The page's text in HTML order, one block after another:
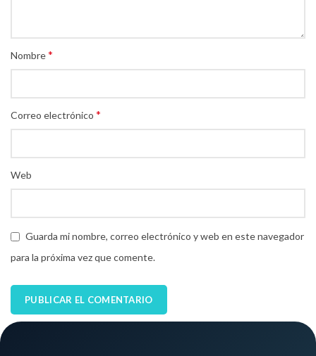
Nombre*
Correo electrónico *
Web
Guarda mi nombre, correo electrónico y web en este navegador
para la próxima vez que comente.